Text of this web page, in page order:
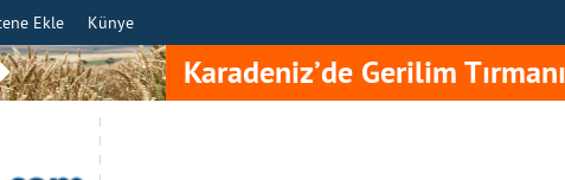
Ekle Künye
Karadeniz’de Gerilim